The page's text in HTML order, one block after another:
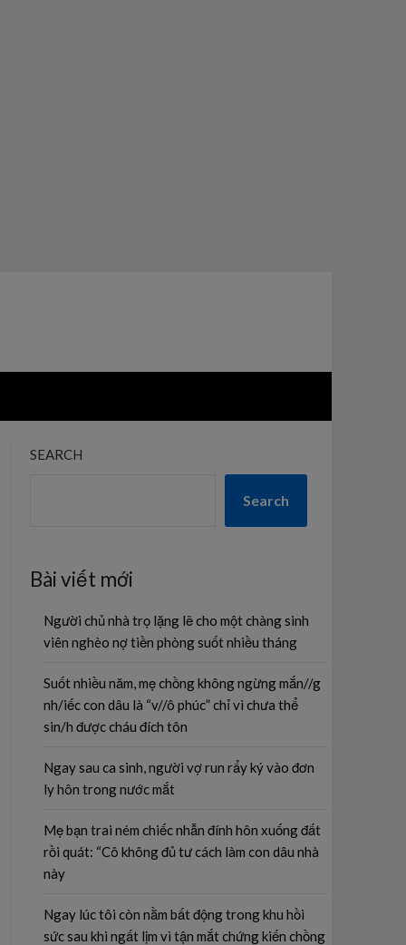
SEARCH
Search
Bài viết mới
Người chủ nhà trọ lặng lẽ cho một chàng sinh
viên nghèo nợ tiền phòng suốt nhiều tháng
Suốt nhiều năm, mẹ chồng không ngừng mắn//g
nh/iếc con dâu là “v//ô phúc” chỉ vì chưa thể
sin/h được cháu đích tôn
Ngay sau ca sinh, người vợ run rẩy ký vào đơn
ly hôn trong nước mắt
Mẹ bạn trai ném chiếc nhẫn đính hôn xuống đất
rồi quát: “Cô không đủ tư cách làm con dâu nhà
này
Ngay lúc tôi còn nằm bất động trong khu hồi
sức sau khi ngất lịm vì tận mắt chứng kiến chồng